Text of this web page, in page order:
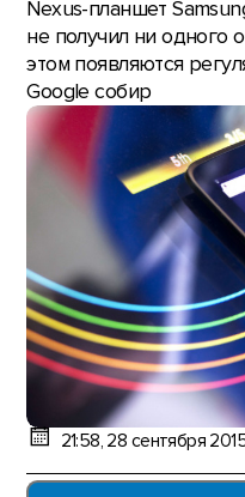
Nexus-планшет
не получил ни одного
этом появляются
Google собир
21:58, 28 сентября